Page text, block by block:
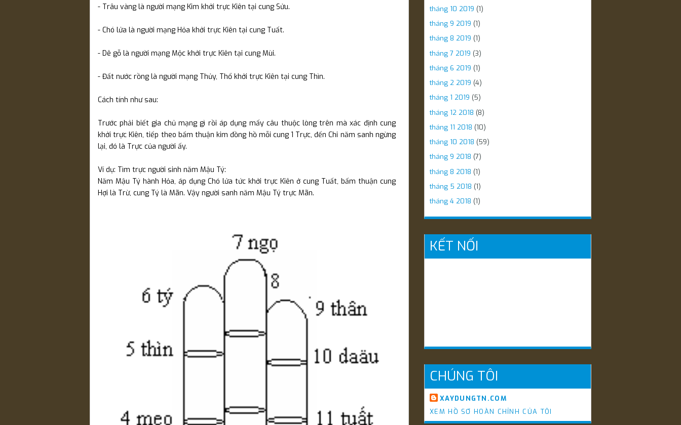
- Trâu vàng là người mạng Kim khởi trực Kiên tại cung Sửu.
- Chó lửa là người mạng Hỏa khởi trực Kiên tại cung Tuất.
- Dê gỗ là người mạng Mộc khởi trực Kiên tại cung Mùi.
- Đất nước rồng là người mạng Thủy, Thổ khởi trực Kiên tại cung Thìn.
Cách tính như sau:
Trước phải biết gia chủ mạng gì rồi áp dụng mấy câu thuộc lòng trên mà xác định cung
khởi trực Kiên, tiếp theo bấm thuận kim đồng hồ mỗi cung 1 Trực, đến Chi năm sanh ngừng
lại, đó là Trực của người ấy.
Ví dụ: Tìm trực người sinh năm Mậu Tý:
Năm Mậu Tý hành Hỏa, áp dụng Chó lửa tức khởi trực Kiên ở cung Tuất, bấm thuận cung
Hợi là Trừ, cung Tý là Mãn. Vậy người sanh năm Mậu Tý trực Mãn.
tháng 10 2019 (1)
tháng 9 2019 (1)
tháng 8 2019 (1)
tháng 7 2019 (3)
tháng 6 2019 (1)
tháng 2 2019 (4)
tháng 1 2019 (5)
tháng 12 2018 (8)
tháng 11 2018 (10)
tháng 10 2018 (59)
tháng 9 2018 (7)
tháng 8 2018 (1)
tháng 5 2018 (1)
tháng 4 2018 (1)
KẾT NỐI
CHÚNG TÔI
XAYDUNGTN.COM
XEM HỒ SƠ HOÀN CHỈNH CỦA TÔI